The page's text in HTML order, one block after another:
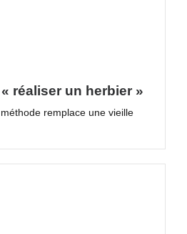
réaliser un herbier »
remplace une vieille